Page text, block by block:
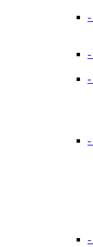
-
-
-
-
-